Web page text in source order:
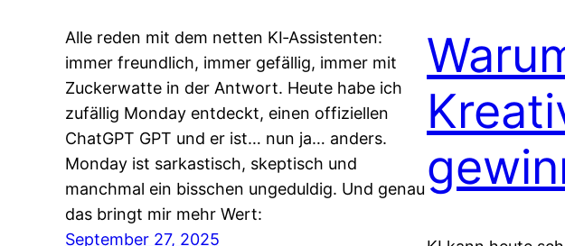
Alle reden mit dem netten KI‑Assistenten:
immer freundlich, immer gefällig, immer mit
Zuckerwatte in der Antwort. Heute habe ich
zufällig Monday entdeckt, einen offiziellen
ChatGPT GPT und er ist… nun ja… anders.
Monday ist sarkastisch, skeptisch und
manchmal ein bisschen ungeduldig. Und genau
das bringt mir mehr Wert:
September 27, 2025